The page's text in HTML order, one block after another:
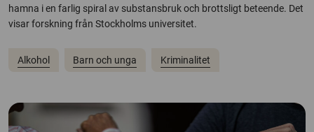
hamna i en farlig spiral av substansbruk och brottsligt beteende. Det
visar forskning från Stockholms universitet.
Alkohol Barn och unga Kriminalitet